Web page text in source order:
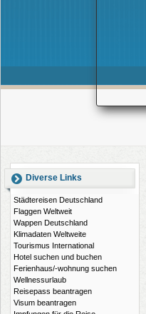
Diverse Links
Städtereisen Deutschland
Flaggen Weltweit
Wappen Deutschland
Klimadaten Weltweite
Tourismus International
Hotel suchen und buchen
Ferienhaus/-wohnung suchen
Wellnessurlaub
Reisepass beantragen
Visum beantragen